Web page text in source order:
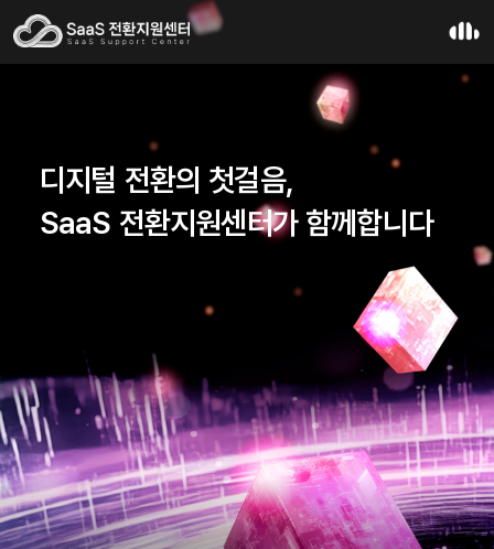
디지털 전환의 첫걸음,
SaaS 전환지원센터가 함께합니다